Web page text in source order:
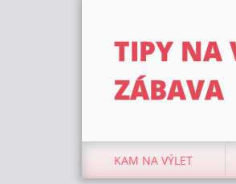
TIPY NA
ZÁBAVA
KAM NA VÝLET